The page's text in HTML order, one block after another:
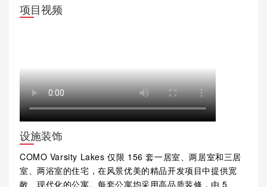
项目视频
设施装饰
COMO Varsity Lakes 仅限 156 套一居室、两居室和三居
室、两浴室的住宅，在风景优美的精品开发项目中提供宽
敞、现代化的公寓。每套公寓均采用高品质装修，由 5